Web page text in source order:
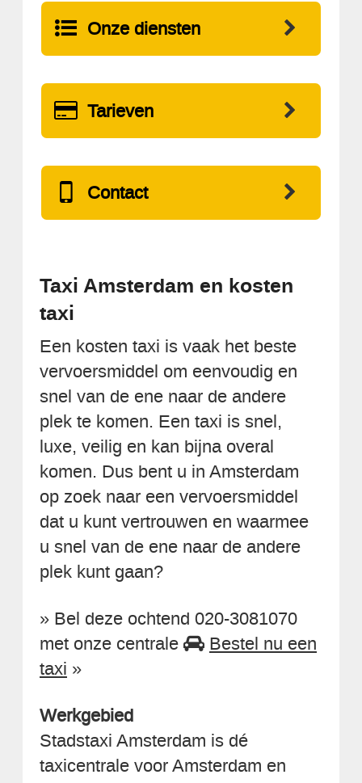
Onze diensten
Tarieven
Contact
Taxi Amsterdam en kosten
taxi
Een kosten taxi is vaak het beste
vervoersmiddel om eenvoudig en
snel van de ene naar de andere
plek te komen. Een taxi is snel,
luxe, veilig en kan bijna overal
komen. Dus bent u in Amsterdam
op zoek naar een vervoersmiddel
dat u kunt vertrouwen en waarmee
u snel van de ene naar de andere
plek kunt gaan?
» Bel deze ochtend 020-3081070
met onze centrale
Bestel nu een
taxi »
Werkgebied
Stadstaxi Amsterdam is dé
taxicentrale voor Amsterdam en